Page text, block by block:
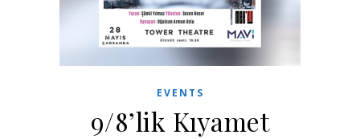
EVENTS
9/8’lik Kıyamet